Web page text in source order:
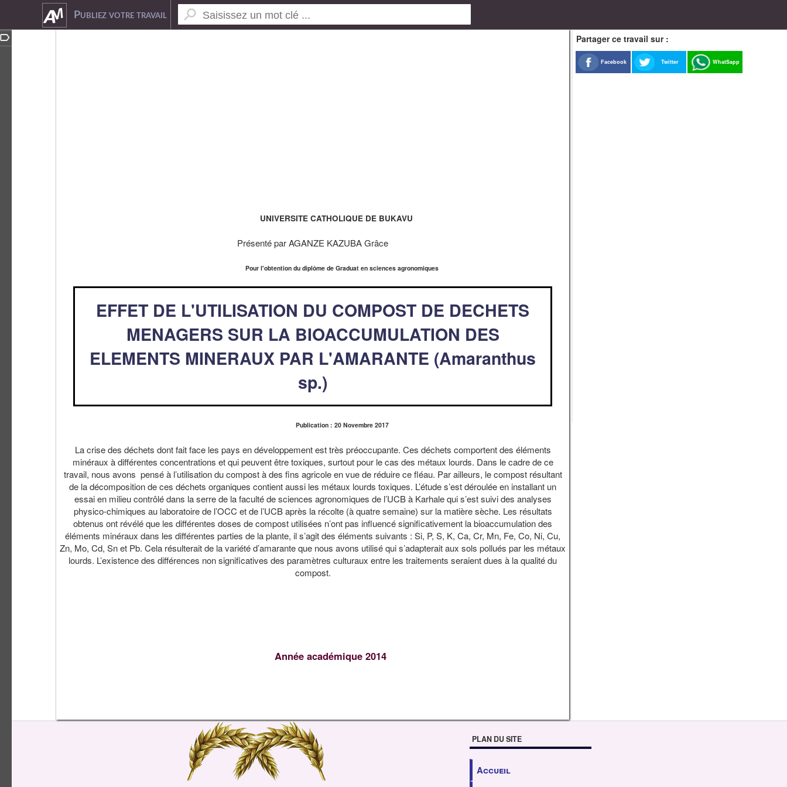
Publiez votre travail
UNIVERSITE CATHOLIQUE DE BUKAVU
Présenté par AGANZE KAZUBA Grâce
Pour l'obtention du diplôme de Graduat en sciences agronomiques
EFFET DE L'UTILISATION DU COMPOST DE DECHETS
MENAGERS SUR LA BIOACCUMULATION DES
ELEMENTS MINERAUX PAR L'AMARANTE (Amaranthus
sp.)
Publication : 20 Novembre 2017
La crise des déchets dont fait face les pays en développement est très préoccupante. Ces déchets comportent des éléments
minéraux à différentes concentrations et qui peuvent être toxiques, surtout pour le cas des métaux lourds. Dans le cadre de ce
travail, nous avons pensé à l’utilisation du compost à des fins agricole en vue de réduire ce fléau. Par ailleurs, le compost résultant
de la décomposition de ces déchets organiques contient aussi les métaux lourds toxiques. L’étude s’est déroulée en installant un
essai en milieu contrôlé dans la serre de la faculté de sciences agronomiques de l’UCB à Karhale qui s’est suivi des analyses
physico-chimiques au laboratoire de l’OCC et de l’UCB après la récolte (à quatre semaine) sur la matière sèche. Les résultats
obtenus ont révélé que les différentes doses de compost utilisées n’ont pas influencé significativement la bioaccumulation des
éléments minéraux dans les différentes parties de la plante, il s’agit des éléments suivants : Si, P, S, K, Ca, Cr, Mn, Fe, Co, Ni, Cu,
Zn, Mo, Cd, Sn et Pb. Cela résulterait de la variété d’amarante que nous avons utilisé qui s’adapterait aux sols pollués par les métaux
lourds. L’existence des différences non significatives des paramètres culturaux entre les traitements seraient dues à la qualité du
compost.
Année académique 2014
Partager ce travail sur :
Facebook Twitter WhatSapp
PLAN DU SITE
Accueil